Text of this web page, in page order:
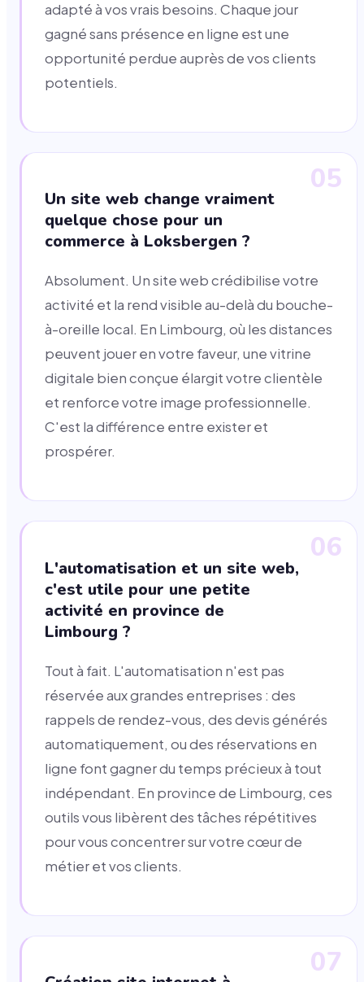
adapté à vos vrais besoins. Chaque jour
gagné sans présence en ligne est une
opportunité perdue auprès de vos clients
potentiels.
05
Un site web change vraiment
quelque chose pour un
commerce à Loksbergen ?
Absolument. Un site web crédibilise votre
activité et la rend visible au-delà du bouche-
à-oreille local. En Limbourg, où les distances
peuvent jouer en votre faveur, une vitrine
digitale bien conçue élargit votre clientèle
et renforce votre image professionnelle.
C'est la différence entre exister et
prospérer.
06
L'automatisation et un site web,
c'est utile pour une petite
activité en province de
Limbourg ?
Tout à fait. L'automatisation n'est pas
réservée aux grandes entreprises : des
rappels de rendez-vous, des devis générés
automatiquement, ou des réservations en
ligne font gagner du temps précieux à tout
indépendant. En province de Limbourg, ces
outils vous libèrent des tâches répétitives
pour vous concentrer sur votre cœur de
métier et vos clients.
07